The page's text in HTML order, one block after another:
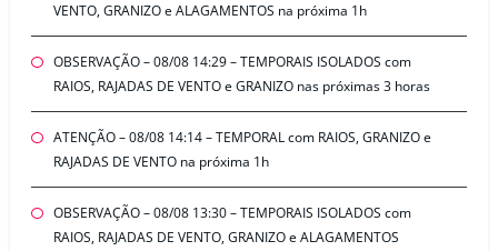
VENTO, GRANIZO e ALAGAMENTOS na próxima 1h
OBSERVAÇÃO – 08/08 14:29 – TEMPORAIS ISOLADOS com
RAIOS, RAJADAS DE VENTO e GRANIZO nas próximas 3 horas
ATENÇÃO – 08/08 14:14 – TEMPORAL com RAIOS, GRANIZO e
RAJADAS DE VENTO na próxima 1h
OBSERVAÇÃO – 08/08 13:30 – TEMPORAIS ISOLADOS com
RAIOS, RAJADAS DE VENTO, GRANIZO e ALAGAMENTOS